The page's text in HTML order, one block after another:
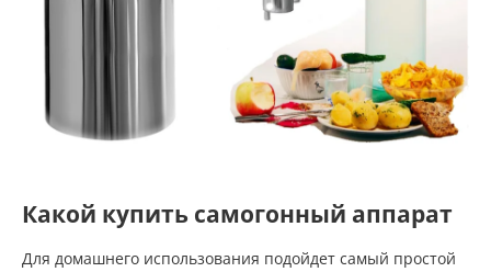
Какой купить самогонный аппарат
Для домашнего использования подойдет самый простой